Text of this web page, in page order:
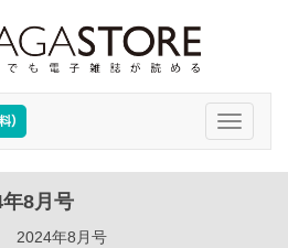
Toggle
8月号
2024年8月号